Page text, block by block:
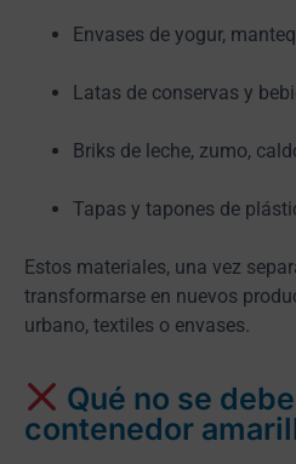
Envases de yogur,
Latas de conservas y
Briks de leche, zumo,
Tapas y tapones de
Estos materiales, una vez
transformarse en nuevos
urbano, textiles o envases.
Qué no se
contenedor